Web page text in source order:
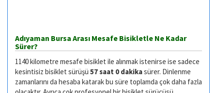
Adıyaman Bursa Arası Mesafe Bisikletle Ne Kadar
Sürer?
1140 kilometre mesafe bisiklet ile alınmak istenirse ise sadece
kesintisiz bisiklet sürüşü 57 saat 0 dakikasürer. Dinlenme
zamanlarını da hesaba katarak bu süre toplamda çok daha fazla